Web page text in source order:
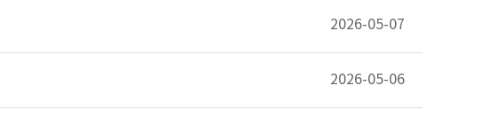
2026-05-07
2026-05-06